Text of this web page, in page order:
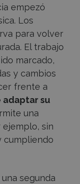
empezó
Los
para volver
El trabajo
marcado,
y cambios
frente a
su
una
ejemplo, sin
cumpliendo
segunda